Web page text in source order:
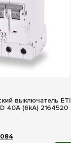
выключатель ETI
40A (6kA) 2164520